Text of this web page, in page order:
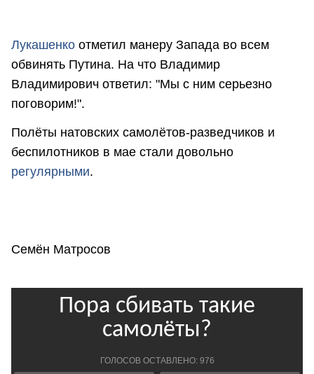
Лукашенко отметил манеру Запада во всем
обвинять Путина. На что Владимир
Владимирович ответил: "Мы с ним серьезно
поговорим!".
Полёты натовских самолётов-разведчиков и
беспилотников в мае стали довольно
регулярными.
Семён Матросов